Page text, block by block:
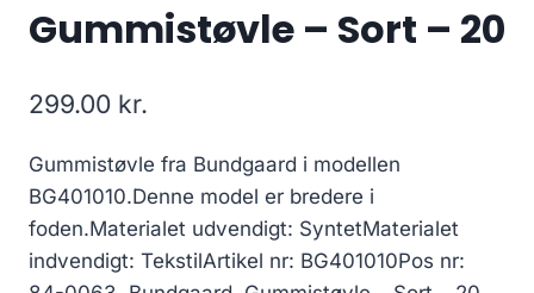
Gummistøvle – Sort – 20
299.00 kr.
Gummistøvle fra Bundgaard i modellen
BG401010.Denne model er bredere i
foden.Materialet udvendigt: SyntetMaterialet
indvendigt: TekstilArtikel nr: BG401010Pos nr: